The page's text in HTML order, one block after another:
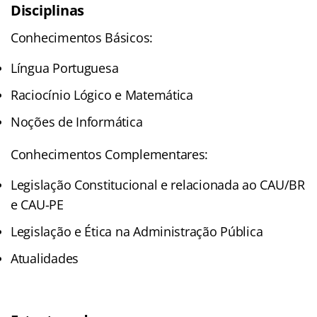
Disciplinas
Conhecimentos Básicos:
Língua Portuguesa
Raciocínio Lógico e Matemática
Noções de Informática
Conhecimentos Complementares:
Legislação Constitucional e relacionada ao CAU/BR
e CAU-PE
Legislação e Ética na Administração Pública
Atualidades